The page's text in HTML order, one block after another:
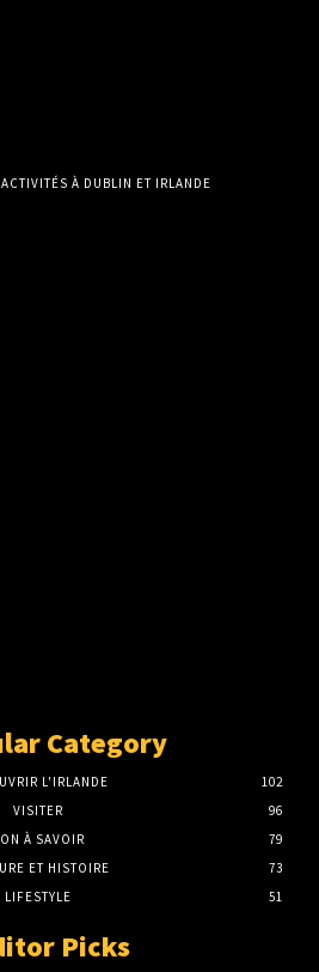
À DUBLIN ET IRLANDE
Category
L'IRLANDE
102
VISITER
96
À SAVOIR
79
ET HISTOIRE
73
LIFESTYLE
51
Picks